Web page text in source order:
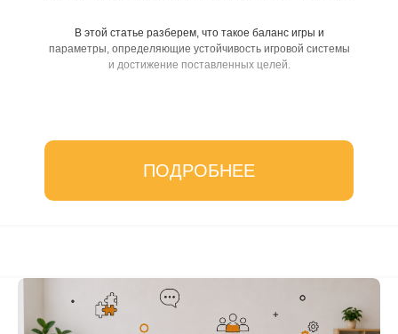
В этой статье разберем, что такое баланс игры и
параметры, определяющие устойчивость игровой системы
и достижение поставленных целей.
ПОДРОБНЕЕ